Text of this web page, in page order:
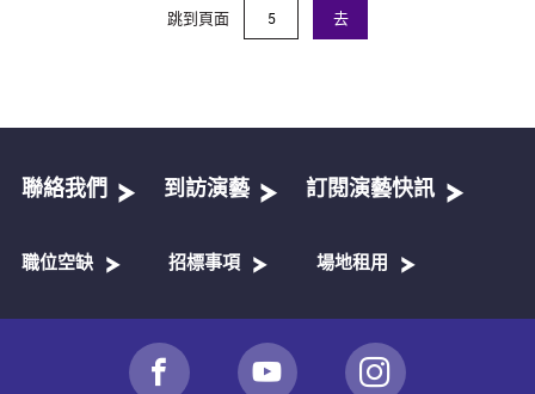
跳到頁面 去
聯絡我們 到訪演藝 訂閱演藝快訊
職位空缺 招標事項 場地租用